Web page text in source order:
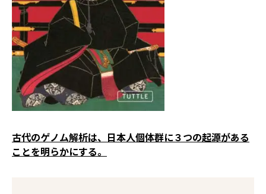
古代のゲノム解析は、日本人個体群に３つの起源がある
ことを明らかにする。